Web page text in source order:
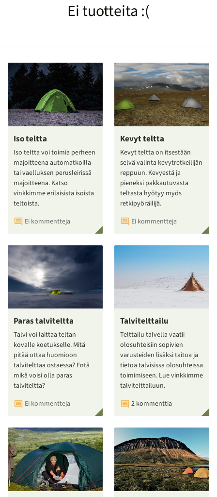
Ei tuotteita :(
Iso teltta
Iso teltta voi toimia perheen
majoitteena automatkoilla
tai vaelluksen perusleirissä
majoitteena. Katso
vinkkimme erilaisista isoista
teltoista.
Ei kommentteja
Kevyt teltta
Kevyt teltta on itsestään
selvä valinta kevytretkeilijän
reppuun. Kevyestä ja
pieneksi pakkautuvasta
teltasta hyötyy myös
retkipyöräilijä.
Ei kommentteja
Paras talviteltta
Talvi voi laittaa teltan
kovalle koetukselle. Mitä
pitää ottaa huomioon
talvitelttaa ostaessa? Entä
mikä voisi olla paras
talviteltta?
Ei kommentteja
Talvitelttailu
Telttailu talvella vaatii
olosuhteisiin sopivien
varusteiden lisäksi taitoa ja
tietoa talvisissa olosuhteissa
toimimiseen. Lue vinkkimme
talvitelttailuun.
2 kommenttia